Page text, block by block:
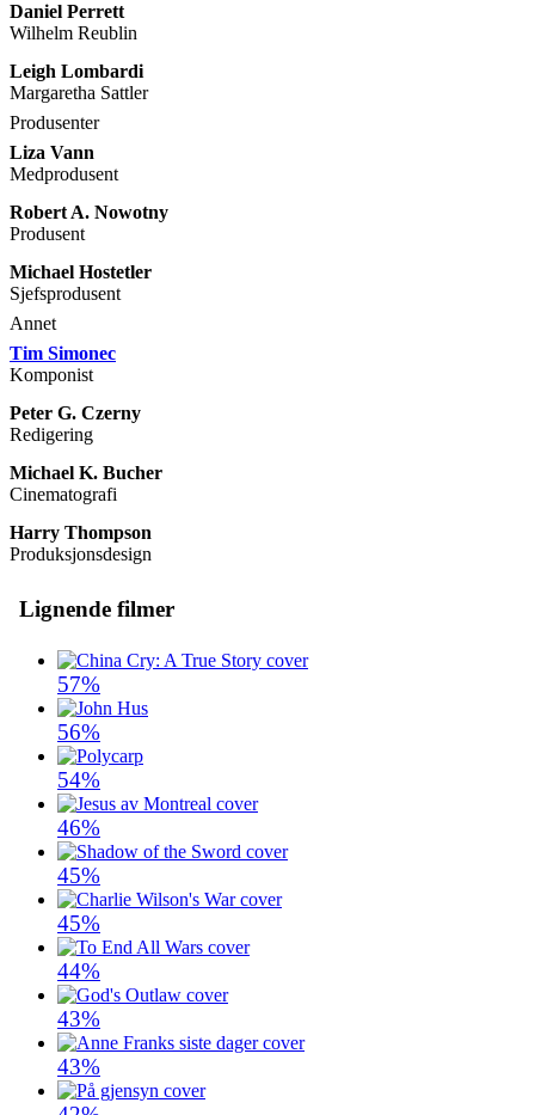
Daniel Perrett
Wilhelm Reublin
Leigh Lombardi
Margaretha Sattler
Produsenter
Liza Vann
Medprodusent
Robert A. Nowotny
Produsent
Michael Hostetler
Sjefsprodusent
Annet
Tim Simonec
Komponist
Peter G. Czerny
Redigering
Michael K. Bucher
Cinematografi
Harry Thompson
Produksjonsdesign
Lignende filmer
57%
56%
54%
46%
45%
45%
44%
43%
43%